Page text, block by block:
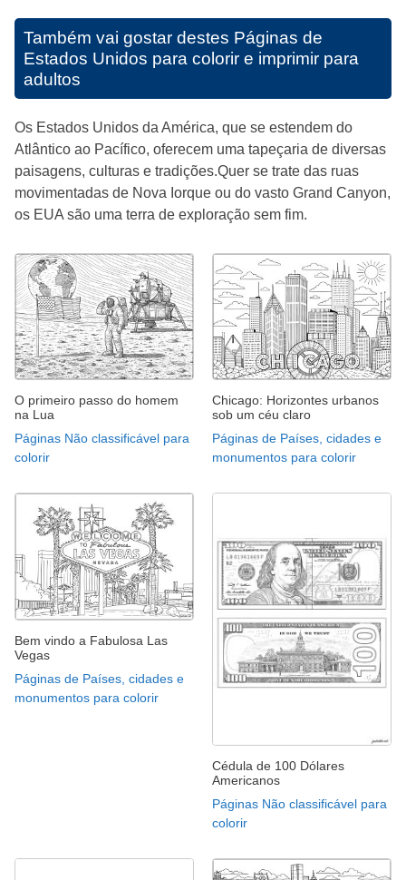
Também vai gostar destes Páginas de
Estados Unidos para colorir e imprimir para
adultos
Os Estados Unidos da América, que se estendem do
Atlântico ao Pacífico, oferecem uma tapeçaria de diversas
paisagens, culturas e tradições.Quer se trate das ruas
movimentadas de Nova Iorque ou do vasto Grand Canyon,
os EUA são uma terra de exploração sem fim.
O primeiro passo do homem
na Lua
Páginas Não classificável para
colorir
Chicago: Horizontes urbanos
sob um céu claro
Páginas de Países, cidades e
monumentos para colorir
Bem vindo a Fabulosa Las
Vegas
Páginas de Países, cidades e
monumentos para colorir
Cédula de 100 Dólares
Americanos
Páginas Não classificável para
colorir